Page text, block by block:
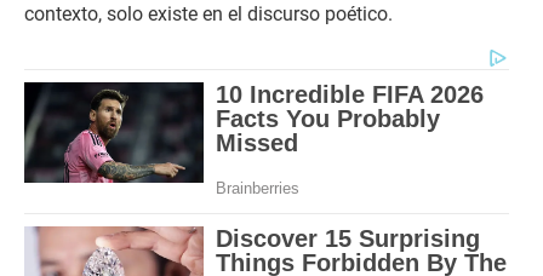
contexto, solo existe en el discurso poético.